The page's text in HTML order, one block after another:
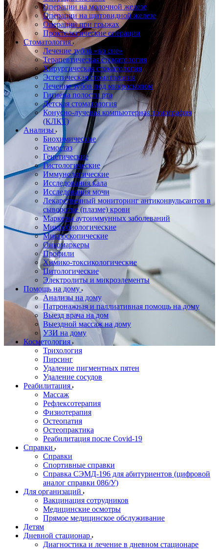
Операции на молочной железе
Операции на щитовидной железе
Операции при грыжах
Проктологические операции
Стоматология
Лечение зубов «во сне»
Терапевтическая стоматология
Хирургическая стоматология
Эстетическая стоматология
Лечение зубов под микроскопом
Гигиена полости рта
Детская стоматология
Конусно-лучевая компьютерная томография
(КЛКТ)
Анализы
Биохимические
Гемостаз
Генетические
Гистологические
Иммунологические
Исследования кала
Исследования мочи
Лекарственный мониторинг антиконвульсантов в
сыворотке (плазме) крови
Маркеры аутоиммунных заболеваний
Микробиологические
Микроскопические
Онкомаркеры
Профили
Химико-токсикологические
Цитологические
Электролиты и микроэлементы
Помощь на дому
Анализы на дому
Патронажная и паллиативная помощь на дому
Выезд врача на дом
Выездной массаж на дому
УЗИ на дому
Косметология
Трихология
Пирсинг
Удаление пигментных пятен
Удаление сосудов
Реабилитация
Массаж
Рефлексотерапия
Физиотерапия
Остеопатия
Остеопрактика
Реабилитация после Covid-19
Справки
Справки
Спортивные справки
Справка СЭМД‑196 для абитуриентов (цифровой
аналог справки 086/У)
Для организаций
Вакцинация сотрудников
Медицинские осмотры
Прямое медицинское обслуживание
Детям
Дневной стационар
Диагностика и лечение в дневном стационаре